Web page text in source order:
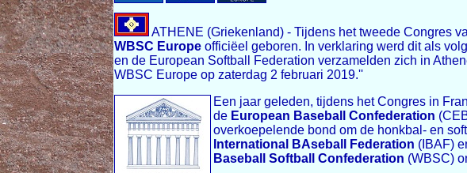
ATHENE (Griekenland) - Tijdens het tweede Congres
WBSC Europe officiëel geboren. In verklaring werd dit als
en de European Softball Federation verzamelden zich in
WBSC Europe op zaterdag 2 februari 2019.''
Een jaar geleden, tijdens het Congres in
de European Baseball Confederation
overkoepelende bond om de honkbal- en
International BAseball Federation (IBAF)
Baseball Softball Confederation (WBSC)